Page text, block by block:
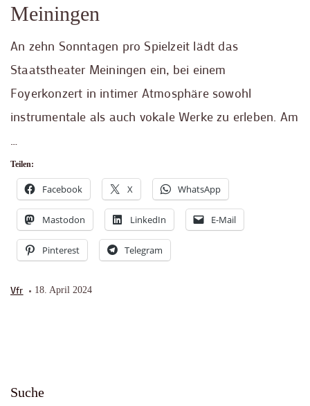
Meiningen
An zehn Sonntagen pro Spielzeit lädt das
Staatstheater Meiningen ein, bei einem
Foyerkonzert in intimer Atmosphäre sowohl
instrumentale als auch vokale Werke zu erleben. Am
…
Teilen:
Facebook X WhatsApp
Mastodon LinkedIn E-Mail
Pinterest Telegram
Vfr 18. April 2024
Suche